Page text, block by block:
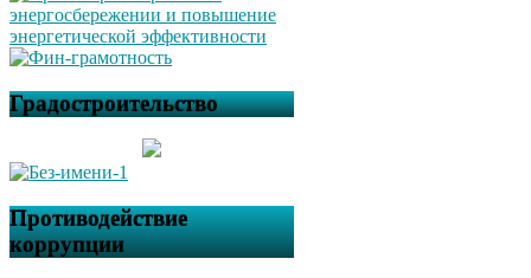
Градостроительство
Противодействие
коррупции